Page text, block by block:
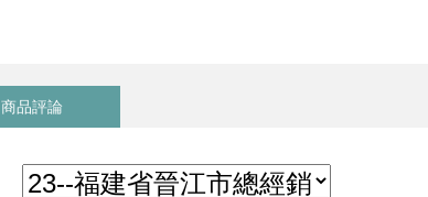
商品評論